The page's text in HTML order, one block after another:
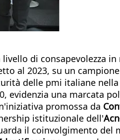
di consapevolezza
al 2023, su un
delle pmi italiane
evidenzia una marcata
promossa da
istituzionale dell'
il coinvolgimento del